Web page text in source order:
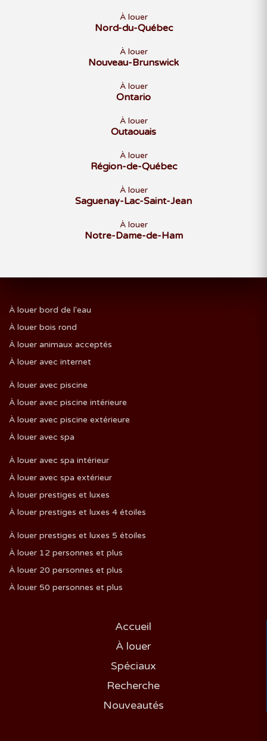
À louer
Nord-du-Québec
À louer
Nouveau-Brunswick
À louer
Ontario
À louer
Outaouais
À louer
Région-de-Québec
À louer
Saguenay-Lac-Saint-Jean
À louer
Notre-Dame-de-Ham
À louer bord de l'eau
À louer bois rond
À louer animaux acceptés
À louer avec internet
À louer avec piscine
À louer avec piscine intérieure
À louer avec piscine extérieure
À louer avec spa
À louer avec spa intérieur
À louer avec spa extérieur
À louer prestiges et luxes
À louer prestiges et luxes 4 étoiles
À louer prestiges et luxes 5 étoiles
À louer 12 personnes et plus
À louer 20 personnes et plus
À louer 50 personnes et plus
Accueil
À louer
Spéciaux
Recherche
Nouveautés